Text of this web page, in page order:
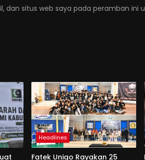
dan situs web saya pada peramban ini
Headlines
Fatek Unigo Rayakan 25